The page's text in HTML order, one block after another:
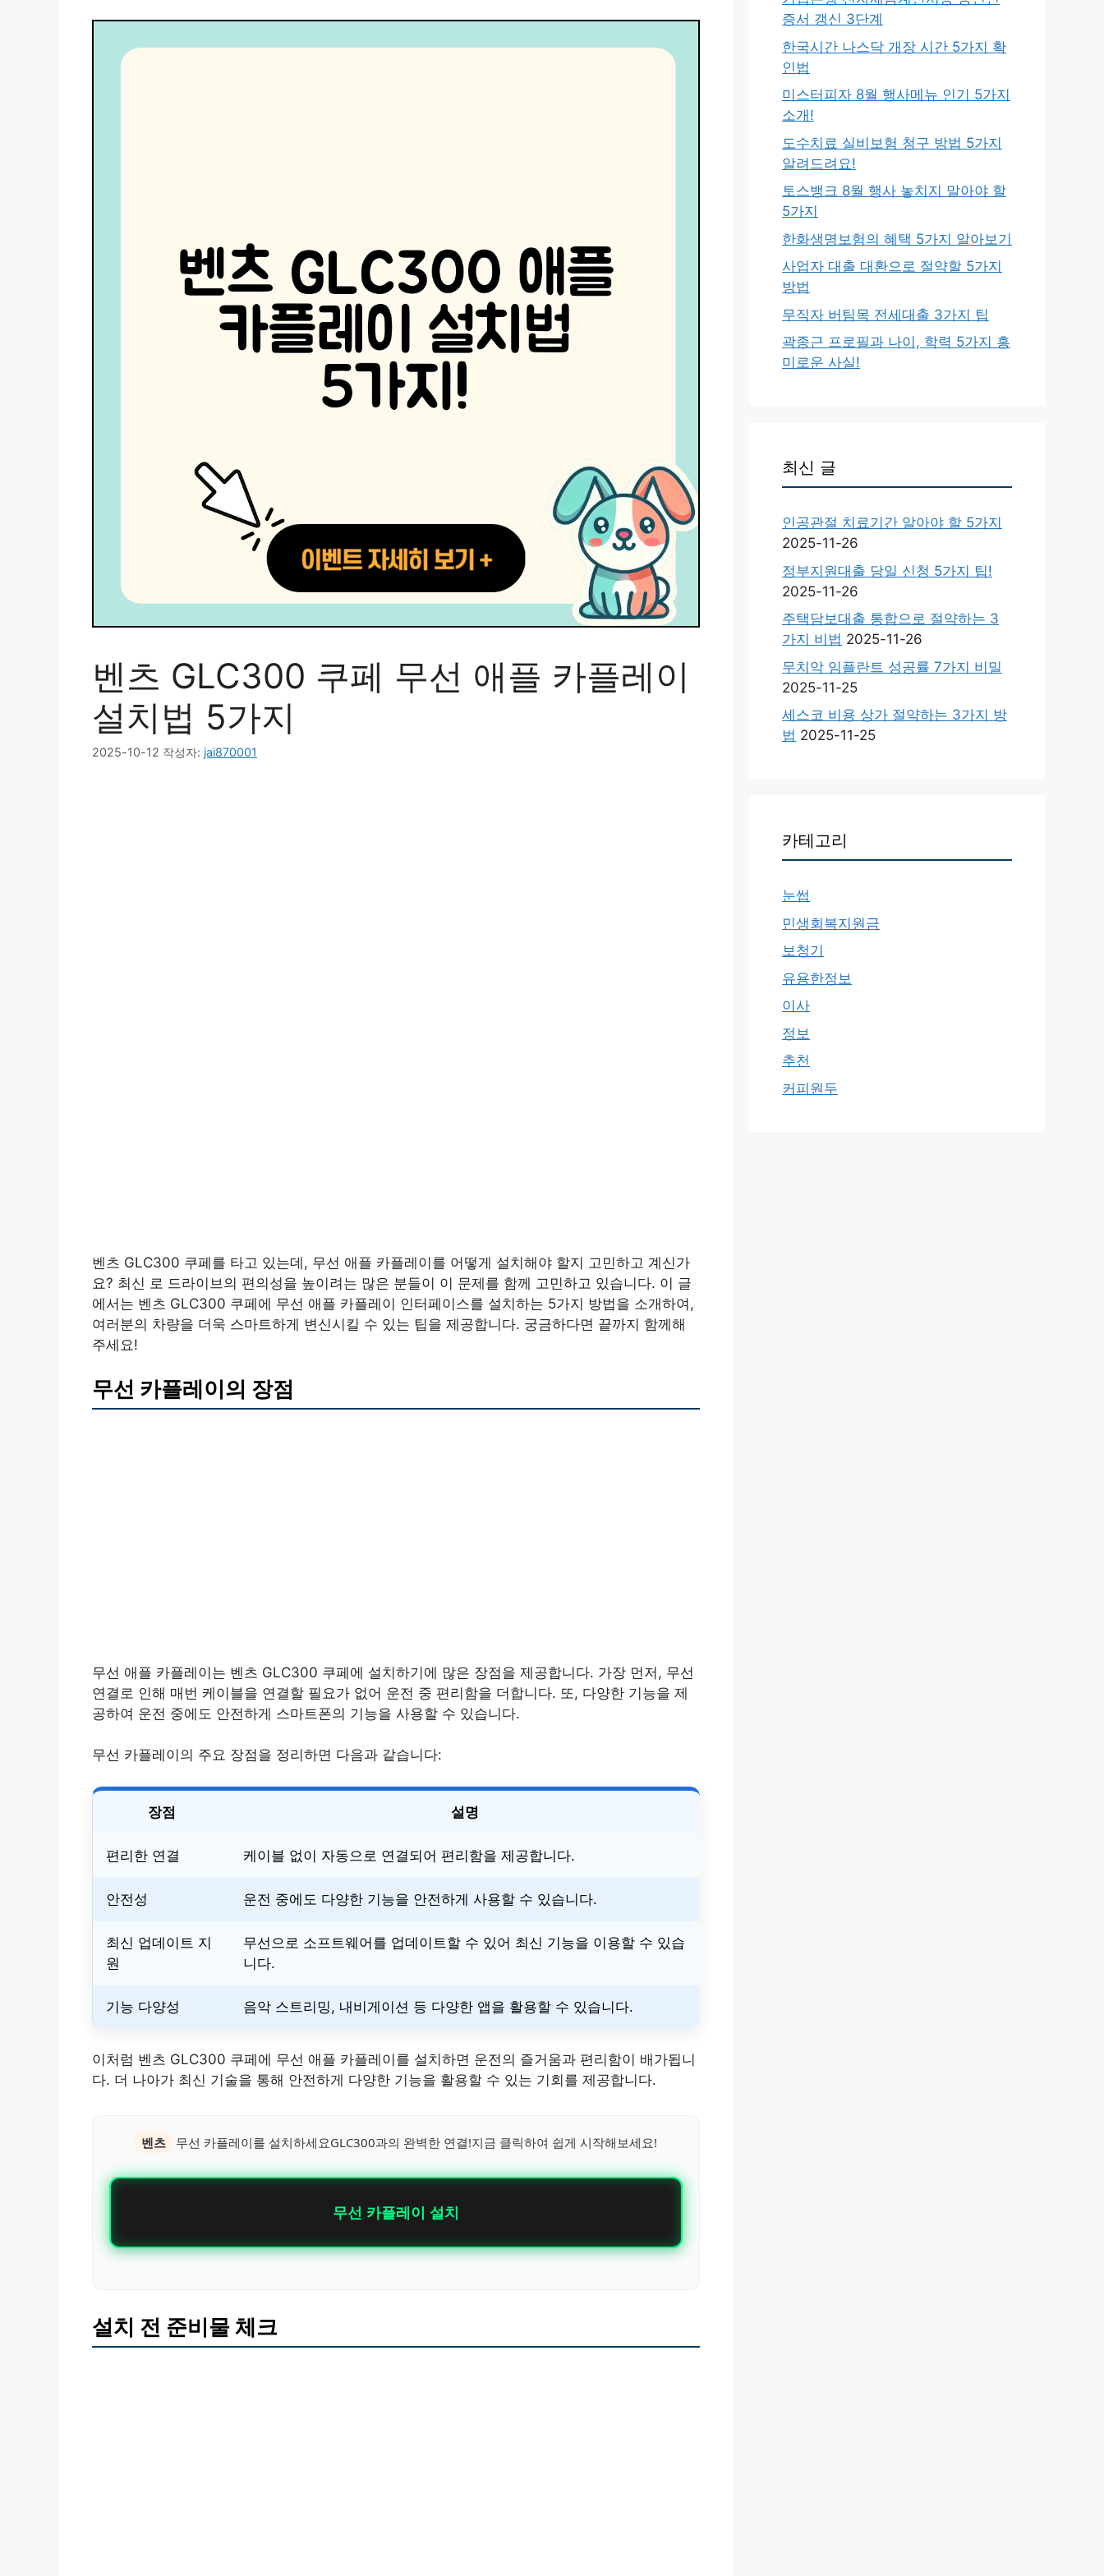
벤츠 GLC300 쿠페 무선 애플 카플레이
설치법 5가지
2025-10-12 작성자: jai870001
벤츠 GLC300 쿠페를 타고 있는데, 무선 애플 카플레이를 어떻게 설치해야 할지 고민하고 계신가
요? 최신 로 드라이브의 편의성을 높이려는 많은 분들이 이 문제를 함께 고민하고 있습니다. 이 글
에서는 벤츠 GLC300 쿠페에 무선 애플 카플레이 인터페이스를 설치하는 5가지 방법을 소개하여,
여러분의 차량을 더욱 스마트하게 변신시킬 수 있는 팁을 제공합니다. 궁금하다면 끝까지 함께해
주세요!
무선 카플레이의 장점
무선 애플 카플레이는 벤츠 GLC300 쿠페에 설치하기에 많은 장점을 제공합니다. 가장 먼저, 무선
연결로 인해 매번 케이블을 연결할 필요가 없어 운전 중 편리함을 더합니다. 또, 다양한 기능을 제
공하여 운전 중에도 안전하게 스마트폰의 기능을 사용할 수 있습니다.
무선 카플레이의 주요 장점을 정리하면 다음과 같습니다:
장점 설명
편리한 연결 케이블 없이 자동으로 연결되어 편리함을 제공합니다.
안전성 운전 중에도 다양한 기능을 안전하게 사용할 수 있습니다.
최신 업데이트 지
원
무선으로 소프트웨어를 업데이트할 수 있어 최신 기능을 이용할 수 있습
니다.
기능 다양성 음악 스트리밍, 내비게이션 등 다양한 앱을 활용할 수 있습니다.
이처럼 벤츠 GLC300 쿠페에 무선 애플 카플레이를 설치하면 운전의 즐거움과 편리함이 배가됩니
다. 더 나아가 최신 기술을 통해 안전하게 다양한 기능을 활용할 수 있는 기회를 제공합니다.
벤츠 무선 카플레이를 설치하세요GLC300과의 완벽한 연결!지금 클릭하여 쉽게 시작해보세요!
무선 카플레이 설치
설치 전 준비물 체크
증서 갱신 3단계
한국시간 나스닥 개장 시간 5가지 확
인법
미스터피자 8월 행사메뉴 인기 5가지
소개!
도수치료 실비보험 청구 방법 5가지
알려드려요!
토스뱅크 8월 행사 놓치지 말아야 할
5가지
한화생명보험의 혜택 5가지 알아보기
사업자 대출 대환으로 절약할 5가지
방법
무직자 버팀목 전세대출 3가지 팁
곽종근 프로필과 나이, 학력 5가지 흥
미로운 사실!
최신 글
인공관절 치료기간 알아야 할 5가지
2025-11-26
정부지원대출 당일 신청 5가지 팁!
2025-11-26
주택담보대출 통합으로 절약하는 3
가지 비법 2025-11-26
무치악 임플란트 성공률 7가지 비밀
2025-11-25
세스코 비용 상가 절약하는 3가지 방
법 2025-11-25
카테고리
눈썹
민생회복지원금
보청기
유용한정보
이사
정보
추천
커피원두